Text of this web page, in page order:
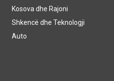
Kosova dhe Rajoni
Shkencë dhe Teknologji
Auto